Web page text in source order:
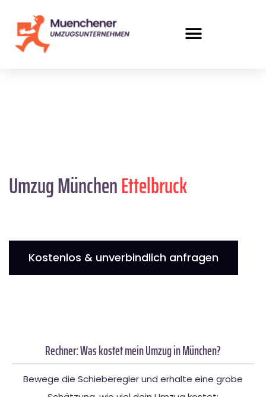
Umzug MünchenEttelbruck
Kostenlos & unverbindlich anfragen
Rechner: Was kostet mein Umzug in München?
Bewege die Schieberegler und erhalte eine grobe